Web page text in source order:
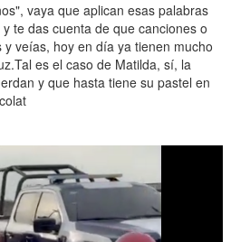
vaya que aplican esas palabras
te das cuenta de que canciones o
veías, hoy en día ya tienen mucho
es el caso de Matilda, sí, la
y que hasta tiene su pastel en